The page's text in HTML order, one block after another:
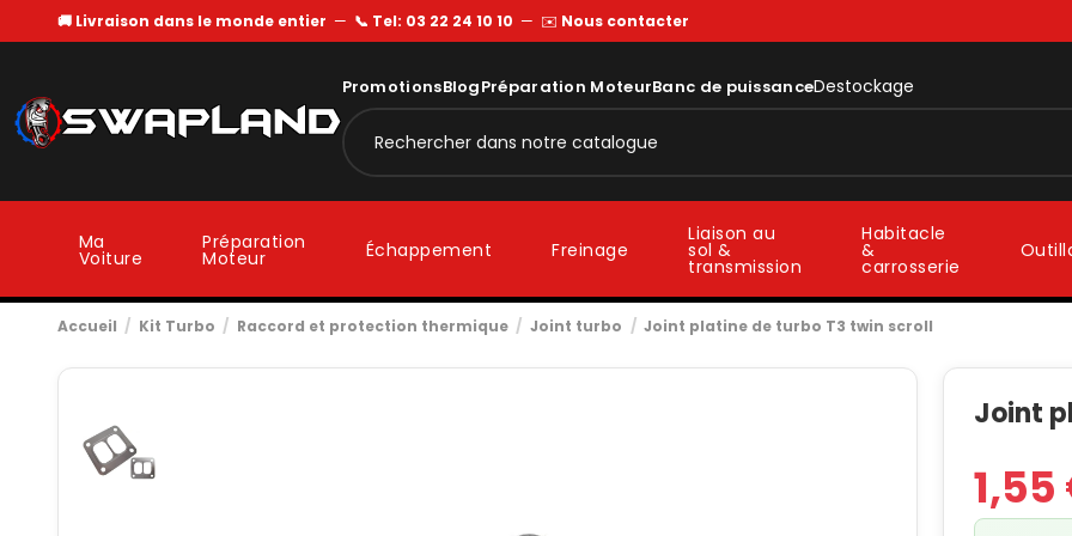
🚚 Livraison dans le monde entier — 📞 Tel: 03 22 24 10 10 — ✉️ Nous contacter
PromotionsBlogPréparation MoteurBanc de puissanceDestockage
Ma
Voiture
Préparation
Moteur Échappement Freinage
Liaison au
sol &
transmission
Habitacle
&
carrosserie
Accueil Kit Turbo Raccord et protection thermique Joint turbo Joint platine de turbo T3 twin scroll
Joint
1,55